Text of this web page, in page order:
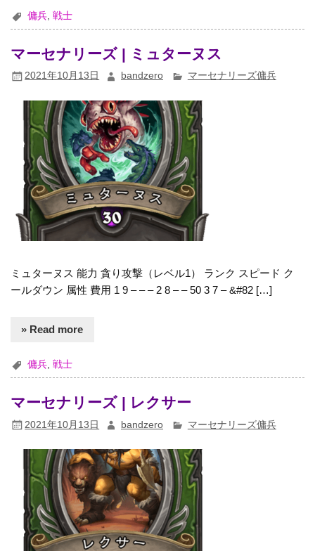
傭兵 ,戦士
マーセナリーズ | ミュターヌス
2021年10月13日 bandzero マーセナリーズ傭兵
ミュターヌス 能力 貪り攻撃（レベル1） ランク スピード ク
ールダウン 属性 費用 1 9 – – – 2 8 – – 50 3 7 – &#82 […]
» Read more
傭兵 ,戦士
マーセナリーズ | レクサー
2021年10月13日 bandzero マーセナリーズ傭兵